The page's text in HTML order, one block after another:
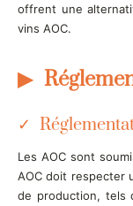
offrent une
vins AOC.
Les AOC sont
AOC doit respecter
de production, tels